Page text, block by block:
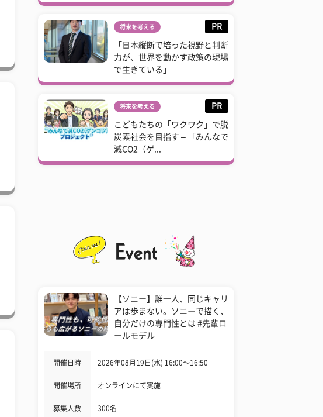
将来を考える PR
「日本縦断で培った視野と判断
力が、世界を動かす政策の現場
で生きている」
将来を考える PR
こどもたちの「ワクワク」で脱
炭素社会を目指す – 「みんなで
減CO2（ゲ...
【ソニー】誰一人、同じキャリ
アは歩まない。ソニーで描く、
自分だけの専門性とは #先輩ロ
ールモデル
開催日時 2026年08月19日(水) 16:00〜16:50
開催場所 オンラインにて実施
募集人数 300名